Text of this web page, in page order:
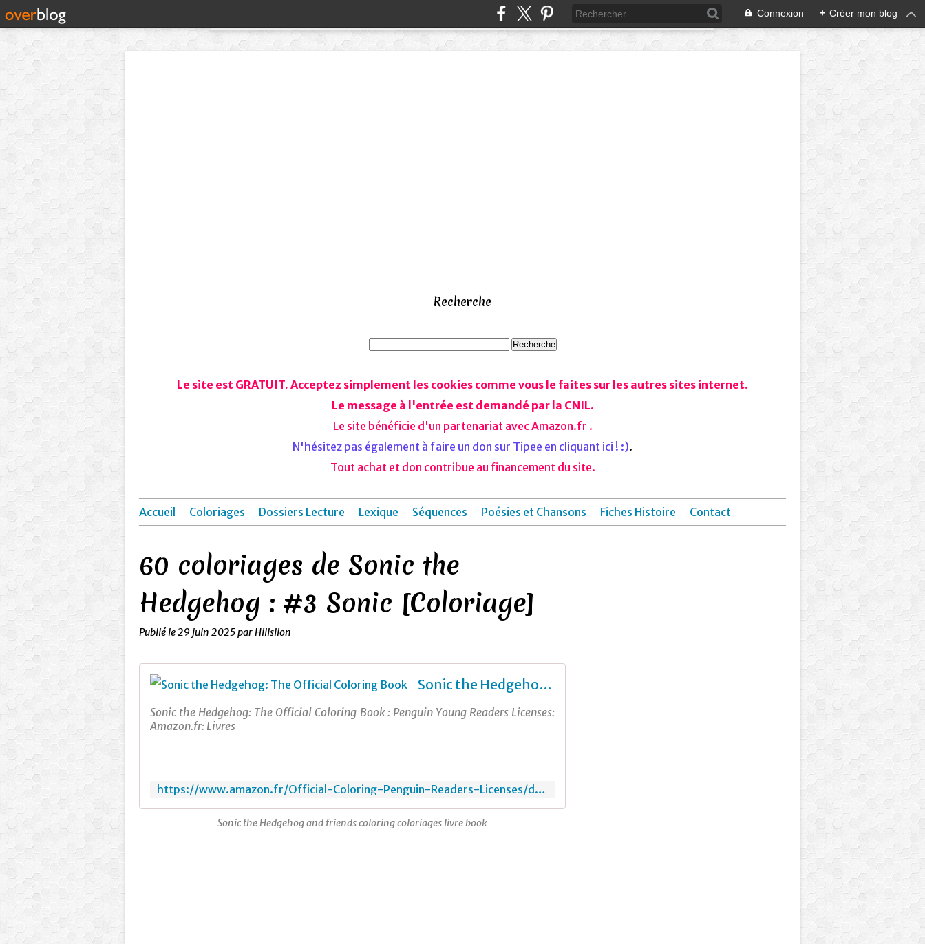
Connexion + Créer mon blog
Recherche
Le site est GRATUIT. Acceptez simplement les cookies comme vous le faites sur les autres sites internet.
Le message à l'entrée est demandé par la CNIL.
Le site bénéficie d'un partenariat avec Amazon.fr .
N'hésitez pas également à faire un don sur Tipee en cliquant ici ! :).
Tout achat et don contribue au financement du site.
Accueil Coloriages Dossiers Lecture Lexique Séquences Poésies et Chansons Fiches Histoire Contact
60 coloriages de Sonic the
Hedgehog : #3 Sonic [Coloriage]
Publié le29 juin 2025par Hillslion
Sonic the Hedgehog: The Official Coloring Book
Sonic the Hedgehog: The Official Coloring Book : Penguin Young Readers Licenses:
Amazon.fr: Livres
https://www.amazon.fr/Official-Coloring-Penguin-Readers-Licenses/dp/0593523768
Sonic the Hedgehog and friends coloring coloriages livre book